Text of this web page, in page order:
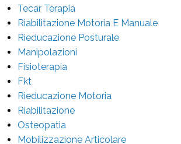
Tecar Terapia
Riabilitazione Motoria E Manuale
Rieducazione Posturale
Manipolazioni
Fisioterapia
Fkt
Rieducazione Motoria
Riabilitazione
Osteopatia
Mobilizzazione Articolare